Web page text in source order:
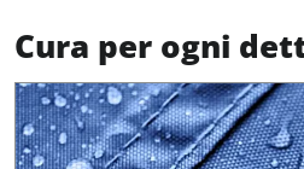
Cura per ogni